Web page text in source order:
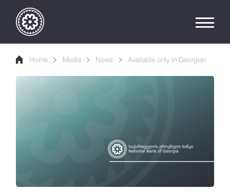
Home Media News Available only in Georgian